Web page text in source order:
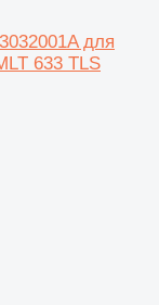
для
633 TLS